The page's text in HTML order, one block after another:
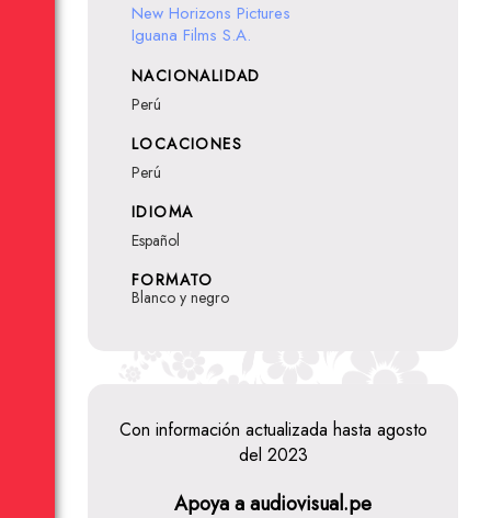
New Horizons Pictures
Iguana Films S.A.
NACIONALIDAD
Perú
LOCACIONES
Perú
IDIOMA
Español
FORMATO
Blanco y negro
Con información actualizada hasta agosto
del 2023
Apoya a audiovisual.pe